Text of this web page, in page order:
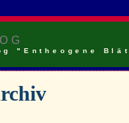
"Entheogene